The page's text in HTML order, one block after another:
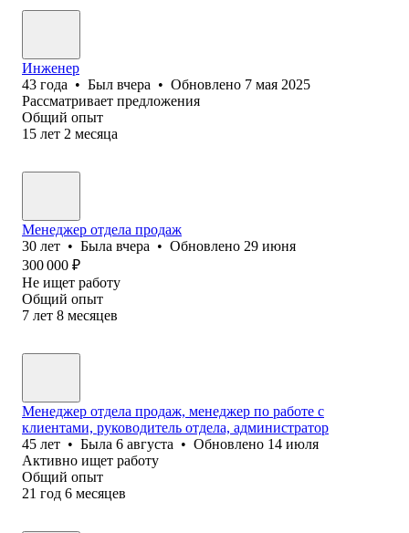
Инженер
43 года • Был вчера • Обновлено 7 мая 2025
Рассматривает предложения
Общий опыт
15 лет 2 месяца
Менеджер отдела продаж
30 лет • Была вчера • Обновлено 29 июня
300 000 ₽
Не ищет работу
Общий опыт
7 лет 8 месяцев
Менеджер отдела продаж, менеджер по работе с
клиентами, руководитель отдела, администратор
45 лет • Была 6 августа • Обновлено 14 июля
Активно ищет работу
Общий опыт
21 год 6 месяцев